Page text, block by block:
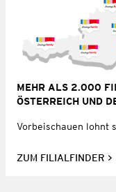
MEHR ALS 2.000
ÖSTERREICH UND
Vorbeischauen lohnt
ZUM FILIALFINDER